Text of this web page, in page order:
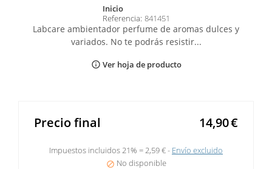
inicio
Referencia: 841451
Labcare ambientador perfume de aromas dulces y
variados. No te podrás resistir...
info_outline Ver hoja de producto
Precio final €
14,90
Impuestos incluidos 21% =2,59 € Envío excluido
 No disponible